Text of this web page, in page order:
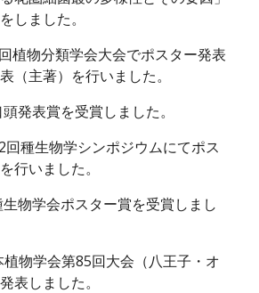
しました。
植物分類学会大会でポスター発表
（主著）を行いました。
を受賞しました。
回種生物学シンポジウムにてポス
行いました。
生物学会ポスター賞を受賞しまし
植物学会第85回大会（八王子・オ
表しました。